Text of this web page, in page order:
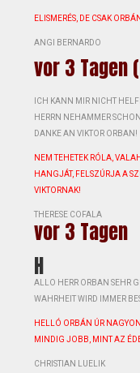
ELISMERÉS, DE CSAK
ANGI BERNARDO
vor 3 Tagen
ICH KANN MIR NICHT
HERRN NEHAMMER
DANKE AN VIKTOR ORBAN!
NEM TEHETEK RÓLA,
HANGJÁT, FELSZÚRJA A
VIKTORNAK!
THERESE COFALA
vor 3 Tagen
H
ALLO HERR ORBAN SEHR
WAHRHEIT WIRD IMMER
HELLÓ ORBÁN ÚR
MINDIG JOBB, MINT AZ
CHRISTIAN LUELIK